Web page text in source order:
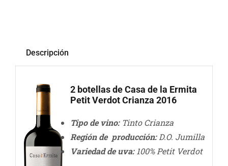
Descripción
2 botellas de Casa de la Ermita
Petit Verdot Crianza 2016
Tipo de vino:Tinto Crianza
Región de producción:D.O. Jumilla
Variedad de uva:100% Petit Verdot